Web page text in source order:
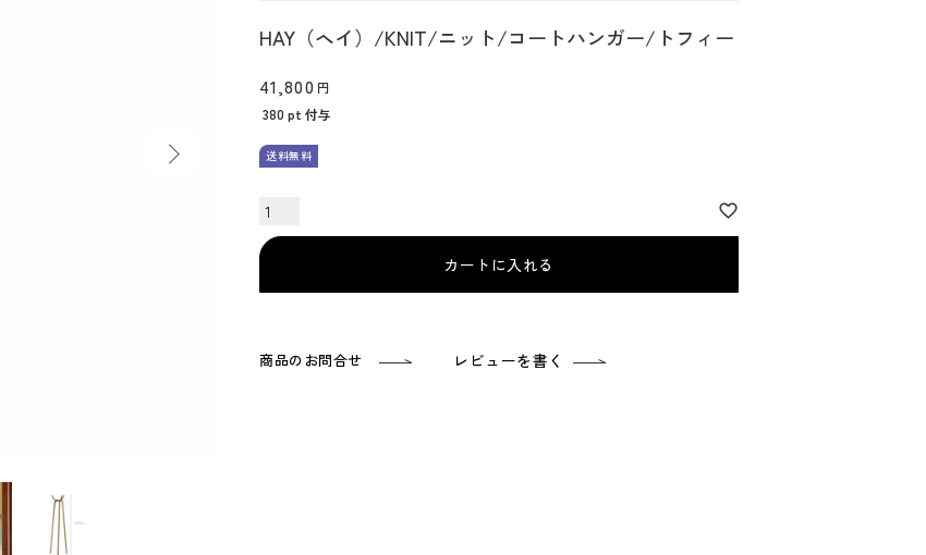
HAY（ヘイ）/KNIT/ニット/コートハンガー/トフィー
41,800
380 pt 付与
送料無料
カートに入れる
商品のお問合せ レビューを書く